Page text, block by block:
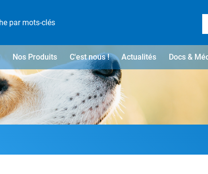
Nos Produits C'est nous ! Actualités Docs &